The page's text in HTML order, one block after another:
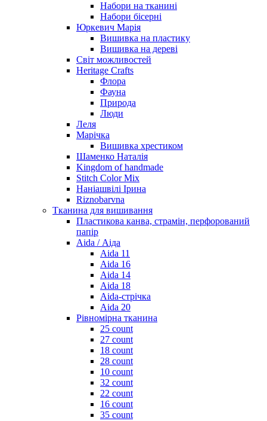
Набори на тканині
Набори бісерні
Юркевич Марія
Вишивка на пластику
Вишивка на дереві
Світ можливостей
Heritage Crafts
Флора
Фауна
Природа
Люди
Леля
Марічка
Вишивка хрестиком
Шаменко Наталія
Kingdom of handmade
Stitch Color Mix
Наніашвілі Ірина
Riznobarvna
Тканина для вишивання
Пластикова канва, страмін, перфорований
папір
Aida / Аіда
Aida 11
Aida 16
Aida 14
Aida 18
Aida-стрічка
Aida 20
Рівномірна тканина
25 count
27 count
18 count
28 count
10 count
32 count
22 count
16 count
35 count